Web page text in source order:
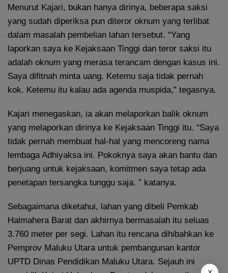
Menurut Kajari, bukan hanya dirinya, beberapa saksi
yang sudah diperiksa pun diteror oknum yang terlibat
dalam masalah pembelian lahan tersebut. “Yang
laporkan saya ke Kejaksaan Tinggi dan teror saksi itu
adalah oknum yang merasa terancam dengan kasus ini.
Saya difitnah minta uang. Ketemu saja tidak pernah
kok. Ketemu itu kalau ada agenda muspida,” tegasnya.
Kajari menegaskan, ia akan melaporkan balik oknum
yang melaporkan dirinya ke Kejaksaan Tinggi itu. “Saya
tidak pernah membuat hal-hal yang mencoreng nama
lembaga Adhiyaksa ini. Pokoknya saya akan bantu dan
berjuang untuk kejaksaan, komitmen saya tetap ada
penetapan tersangka tunggu saja. ” katanya.
Sebagaimana diketahui, lahan yang dibeli Pemkab
Halmahera Barat dan akhirnya bermasalah itu seluas
3.760 meter per segi. Lahan itu rencana dihibahkan ke
Pemprov Maluku Utara untuk pembangunan kantor
UPTD Dinas Pendidikan Maluku Utara. Sejauh ini